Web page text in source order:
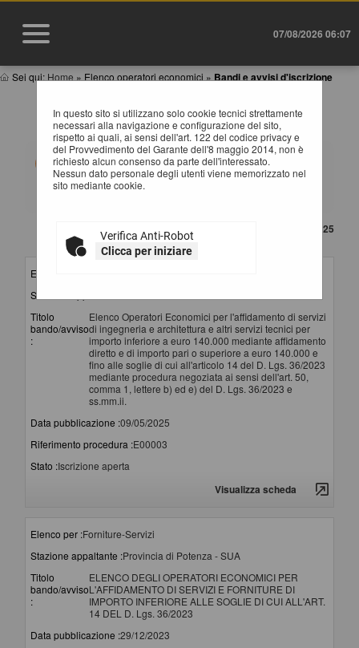
07/08/2026 06:07
Sei qui: Home » Elenco operatori economici » Bandi e avvisi d'iscrizione
In questo sito si utilizzano solo cookie tecnici strettamente
necessari alla navigazione e configurazione del sito,
rispetto ai quali, ai sensi dell'art. 122 del codice privacy e
del Provvedimento del Garante dell'8 maggio 2014, non è
richiesto alcun consenso da parte dell'interessato.
Nessun dato personale degli utenti viene memorizzato nel
sito mediante cookie.
Verifica Anti-Robot
Clicca per iniziare
BANDI E AVVISI D'ISCRIZIONE PER ELENCHI
OPERATORI ECONOMICI
Elenco dei bandi d'iscrizione per gli elenchi operatori
economici attualmente pubblicati. Per richiedere
l'iscrizione ad un elenco operatori economici bisogna
essere registrati al portale, per maggiori dettagli
CONTENUTO AGGIORNATO AL 06/10/2025
La ricerca ha restituito 3 risultati.
Elenco per :
Stazione appaltante :
Titolo
bando/avviso
:
Elenco Operatori Economici per l'affidamento di servizi
di ingegneria e architettura e altri servizi tecnici per
importo inferiore a euro 140.000 mediante affidamento
diretto e di importo pari o superiore a euro 140.000 e
fino alle soglie di cui all'articolo 14 del D. Lgs. 36/2023
mediante procedura negoziata ai sensi dell'art. 50,
comma 1, lettere b) ed e) del D. Lgs. 36/2023 e
ss.mm.ii.
Data pubblicazione :09/05/2025
Riferimento procedura :E00003
Stato :Iscrizione aperta
Visualizza scheda
Elenco per :Forniture-Servizi
Stazione appaltante :Provincia di Potenza - SUA
Titolo
bando/avviso
:
ELENCO DEGLI OPERATORI ECONOMICI PER
L'AFFIDAMENTO DI SERVIZI E FORNITURE DI
IMPORTO INFERIORE ALLE SOGLIE DI CUI ALL'ART.
14 DEL D. Lgs. 36/2023
Data pubblicazione :29/12/2023